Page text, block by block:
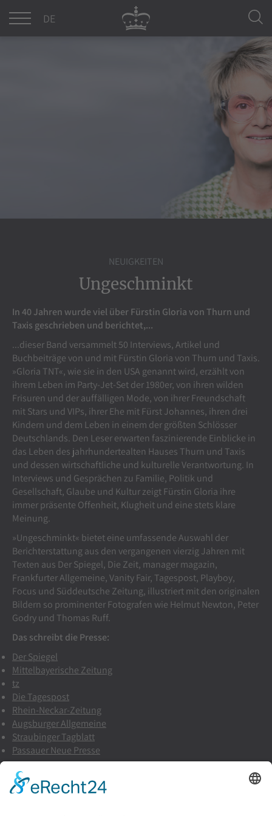
DE
NEUIGKEITEN
Ungeschminkt
In 40 Jahren wurde viel über Fürstin Gloria von Thurn und
Taxis geschrieben und berichtet,...
...dieser Band versammelt 50 Interviews, Artikel und
Buchbeiträge von und mit Fürstin Gloria von Thurn und Taxis.
»Gloria TNT«, wie sie in den USA genannt wird, erzählt von
ihrem Leben im Party-Jet-Set der 1980er, von ihren wilden
Frisuren und der auffälligen Mode, von ihrer Freundschaft
mit Stars und VIPs, ihrer Ehe mit Fürst Johannes, ihren drei
Kindern und dem Leben in einem der größten Schlösser
Deutschlands. Den Leser erwarten faszinierende Einblicke in
das Leben des jahrhundertealten Hauses Thurn und Taxis
und dessen wirtschaftliche und kulturelle Verantwortung. In
Interviews und Gesprächen zu Familie, Politik und
Gesellschaft, Glaube und Kultur zeigt Fürstin Gloria ihre
immer präsente Offenheit, Klugheit und eine stets klare
Meinung.
»Ungeschminkt« bietet eine umfassende Auswahl der
Berichterstattung aus den vergangenen vierzig Jahren mit
Texten aus Der Spiegel, Die Zeit, manager magazin,
Frankfurter Allgemeine, Vanity Fair, Tagespost, Playboy,
Focus und Süddeutsche Zeitung, illustriert mit den originalen
Bildern so prominenter Fotografen wie Helmut Newton, Peter
Godry und Thomas Ruff.
Das schreibt die Presse:
Der Spiegel
Mittelbayerische Zeitung
tz
Die Tagespost
Rhein-Neckar-Zeitung
Augsburger Allgemeine
Straubinger Tagblatt
Passauer Neue Presse
BAND "UNGESCHMINKT" IM SHOP KAUFEN